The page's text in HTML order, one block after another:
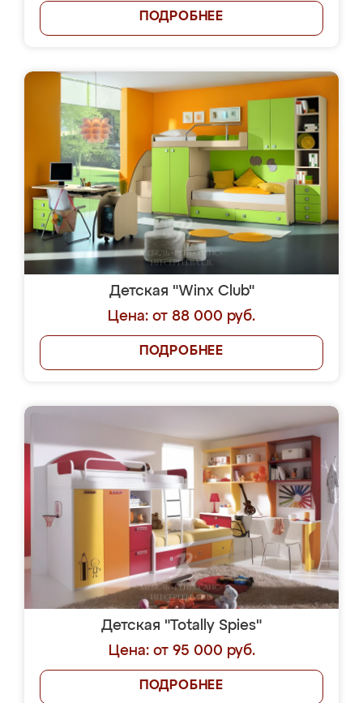
ПОДРОБНЕЕ
Детская "Winx Club"
Цена: от 88 000 руб.
ПОДРОБНЕЕ
Детская "Totally Spies"
Цена: от 95 000 руб.
ПОДРОБНЕЕ